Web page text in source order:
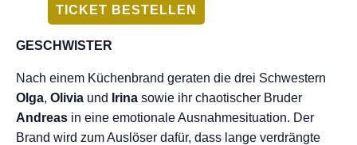
TICKET BESTELLEN
GESCHWISTER
Nach einem Küchenbrand geraten die drei Schwestern
Olga, Olivia und Irina sowie ihr chaotischer Bruder
Andreas in eine emotionale Ausnahmesituation. Der
Brand wird zum Auslöser dafür, dass lange verdrängte